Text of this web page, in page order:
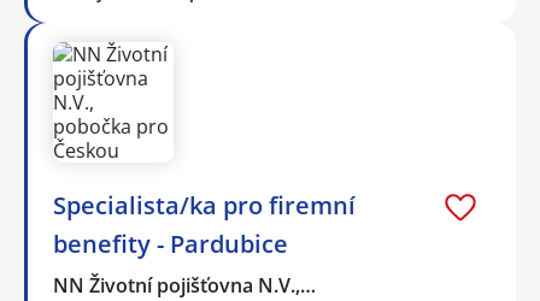
Specialista/ka pro firemní
benefity - Pardubice
NN Životní pojišťovna N.V.,…